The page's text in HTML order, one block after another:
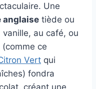
Une
anglaise tiède ou
vanille, au café, ou
ce
Vert qui
fondra
créant une